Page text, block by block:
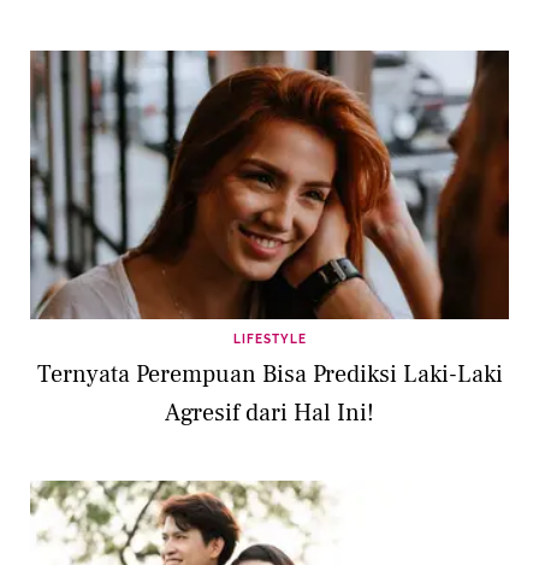
LIFESTYLE
Ternyata Perempuan Bisa Prediksi Laki-Laki
Agresif dari Hal Ini!